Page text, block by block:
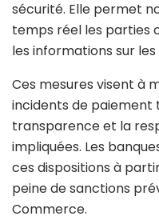
sécurité. Elle permet
temps réel les parties
les informations sur
Ces mesures visent à
incidents de
transparence et la
impliquées. Les
ces dispositions à
peine de sanctions
Commerce.